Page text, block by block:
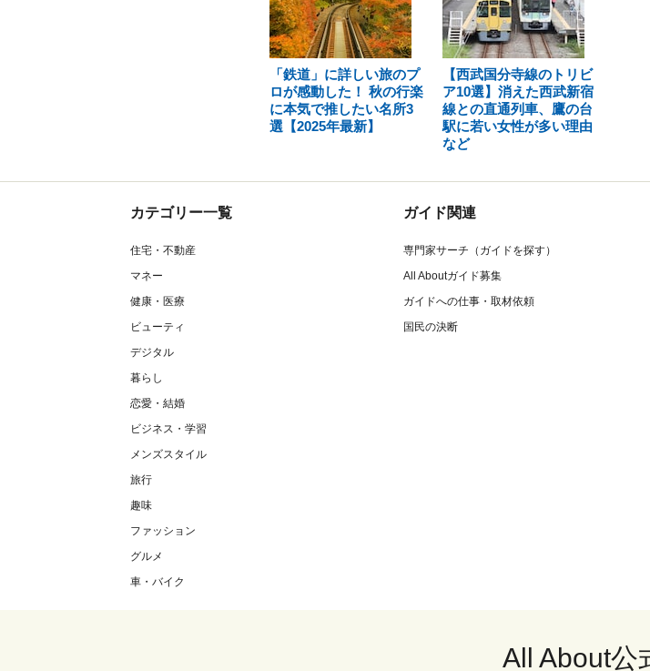
「鉄道」に詳しい旅のプ
ロが感動した！ 秋の行楽
に本気で推したい名所3
選【2025年最新】
【西武国分寺線のトリビ
ア10選】消えた西武新宿
線との直通列車、鷹の台
駅に若い女性が多い理由
など
カテゴリー一覧
住宅・不動産
マネー
健康・医療
ビューティ
デジタル
暮らし
恋愛・結婚
ビジネス・学習
メンズスタイル
旅行
趣味
ファッション
グルメ
車・バイク
ガイド関連
専門家サーチ（ガイドを探す）
All Aboutガイド募集
ガイドへの仕事・取材依頼
国民の決断
All About公